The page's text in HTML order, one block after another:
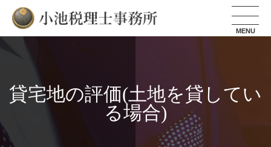
小池税理士事務所
貸宅地の評価(土地を貸してい
る場合)